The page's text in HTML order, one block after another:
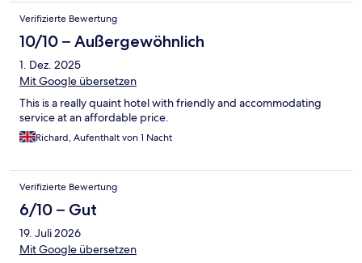
Verifizierte Bewertung
10/10 – Außergewöhnlich
1. Dez. 2025
Mit Google übersetzen
This is a really quaint hotel with friendly and accommodating
service at an affordable price.
Richard, Aufenthalt von 1 Nacht
Verifizierte Bewertung
6/10 – Gut
19. Juli 2026
Mit Google übersetzen